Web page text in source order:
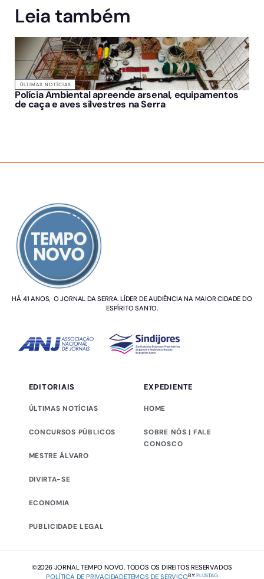
Leia também
ÚLTIMAS NOTÍCIAS
Polícia Ambiental apreende arsenal, equipamentos
de caça e aves silvestres na Serra
HÁ 41 ANOS, O JORNAL DA SERRA. LÍDER DE AUDIÊNCIA NA MAIOR CIDADE DO
ESPÍRITO SANTO.
EDITORIAIS
ÚLTIMAS NOTÍCIAS
CONCURSOS PÚBLICOS
MESTRE ÁLVARO
DIVIRTA-SE
ECONOMIA
PUBLICIDADE LEGAL
EXPEDIENTE
HOME
SOBRE NÓS | FALE
CONOSCO
©2026 JORNAL TEMPO NOVO. TODOS OS DIREITOS RESERVADOS
POLÍTICA DE PRIVACIDADETEMOS DE SERVIÇOBY:PLUSTAG